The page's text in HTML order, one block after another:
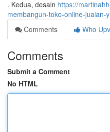
. Kedua, desain https://
membangun-toko-online-jualan-
Comments
Who
Comments
Submit a Comment
No HTML